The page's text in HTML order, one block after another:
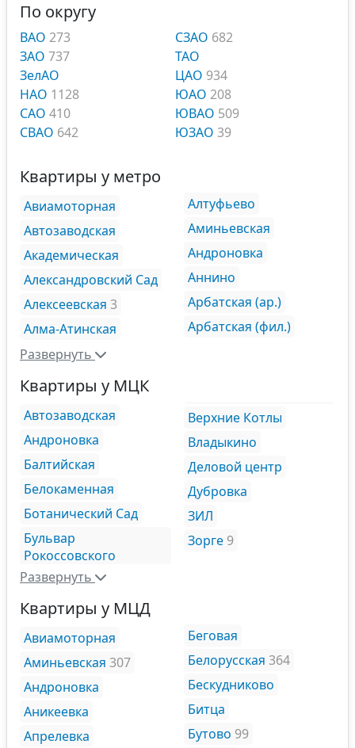
По округу
ВАО 273
ЗАО 737
ЗелАО
НАО 1128
САО 410
СВАО 642
СЗАО 682
ТАО
ЦАО 934
ЮАО 208
ЮВАО 509
ЮЗАО 39
Квартиры у метро
Авиамоторная
Автозаводская
Академическая
Александровский Сад
Алексеевская 3
Алма-Атинская
Алтуфьево
Аминьевская
Андроновка
Аннино
Арбатская (ар.)
Арбатская (фил.)
Развернуть
Квартиры у МЦК
Автозаводская
Андроновка
Балтийская
Белокаменная
Ботанический Сад
Бульвар
Рокоссовского
Верхние Котлы
Владыкино
Деловой центр
Дубровка
ЗИЛ
Зорге 9
Развернуть
Квартиры у МЦД
Авиамоторная
Аминьевская 307
Андроновка
Аникеевка
Апрелевка
Беговая
Белорусская 364
Бескудниково
Битца
Бутово 99